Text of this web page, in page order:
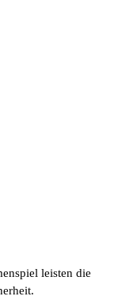
leisten die